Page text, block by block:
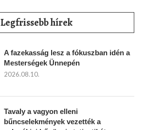
Legfrissebb hírek
A fazekasság lesz a fókuszban idén a
Mesterségek Ünnepén
2026.08.10.
Tavaly a vagyon elleni
bűncselekmények vezették a